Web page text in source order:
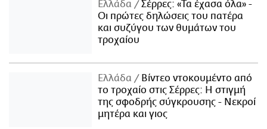
Ελλάδα
Σέρρες: «Τα έχασα όλα» -
Οι πρώτες δηλώσεις του πατέρα
και συζύγου των θυμάτων του
τροχαίου
Ελλάδα
Βίντεο ντοκουμέντο από
το τροχαίο στις Σέρρες: Η στιγμή
της σφοδρής σύγκρουσης - Νεκροί
μητέρα και γιος